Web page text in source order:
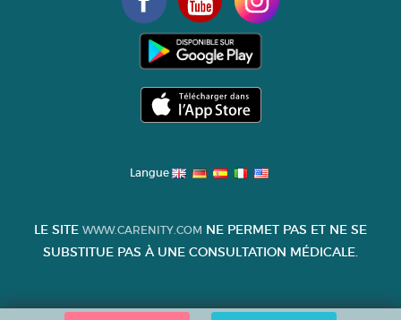
Langue
LE SITE WWW.CARENITY.COM NE PERMET PAS ET NE SE
SUBSTITUE PAS À UNE CONSULTATION MÉDICALE.